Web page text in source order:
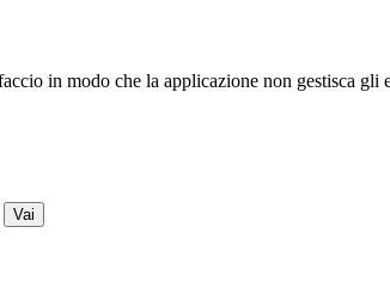
in modo che la applicazione non gestisca
Vai